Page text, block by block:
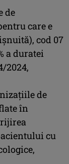
de
care e
cod 07
a duratei
2024,
de
în
cu